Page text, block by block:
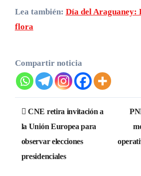
Lea también: Día del Araguaney:
flora
Compartir noticia
Navegación
de
entradas
CNE retira invitación a
la Unión Europea para
observar elecciones
presidenciales